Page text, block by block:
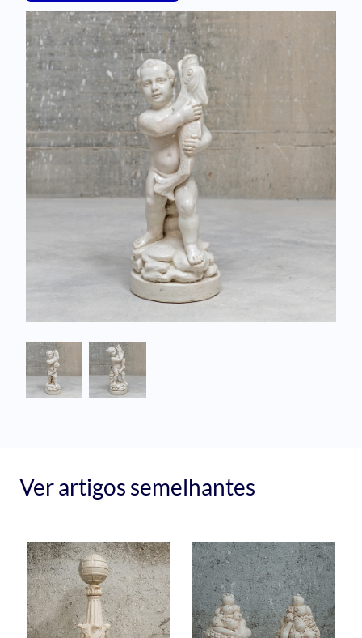
Ver artigos semelhantes